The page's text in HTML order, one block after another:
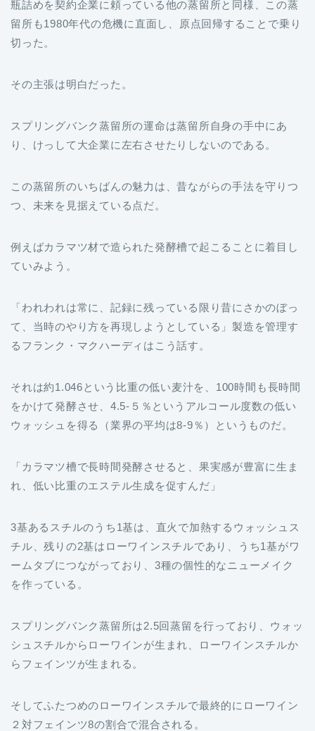
瓶詰めを契約企業に頼っている他の蒸留所と同様、この蒸
留所も1980年代の危機に直面し、原点回帰することで乗り
切った。
その主張は明白だった。
スプリングバンク蒸留所の運命は蒸留所自身の手中にあ
り、けっして大企業に左右させたりしないのである。
この蒸留所のいちばんの魅力は、昔ながらの手法を守りつ
つ、未来を見据えている点だ。
例えばカラマツ材で造られた発酵槽で起こることに着目し
ていみよう。
「われわれは常に、記録に残っている限り昔にさかのぼっ
て、当時のやり方を再現しようとしている」製造を管理す
るフランク・マクハーディはこう話す。
それは約1.046という比重の低い麦汁を、100時間も長時間
をかけて発酵させ、4.5-５％というアルコール度数の低い
ウォッシュを得る（業界の平均は8-9％）というものだ。
「カラマツ槽で長時間発酵させると、果実感が豊富に生ま
れ、低い比重のエステル生成を促すんだ」
3基あるスチルのうち1基は、直火で加熱するウォッシュス
チル、残りの2基はローワインスチルであり、うち1基がワ
ームタブにつながっており、3種の個性的なニューメイク
を作っている。
スプリングバンク蒸留所は2.5回蒸留を行っており、ウォッ
シュスチルからローワインが生まれ、ローワインスチルか
らフェインツが生まれる。
そしてふたつめのローワインスチルで最終的にローワイン
２対フェインツ8の割合で混合される。